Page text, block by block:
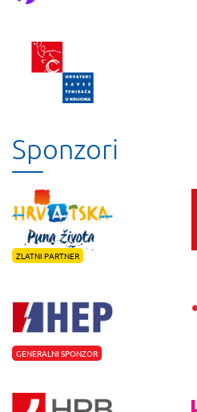
Sponzori
ZLATNI PARTNER
GENERALNI SPONZOR